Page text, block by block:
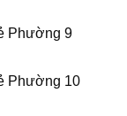
Phường 9
Phường 10